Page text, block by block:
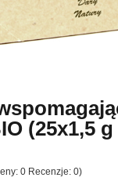
(25x1,5
0 Recenzje: 0)